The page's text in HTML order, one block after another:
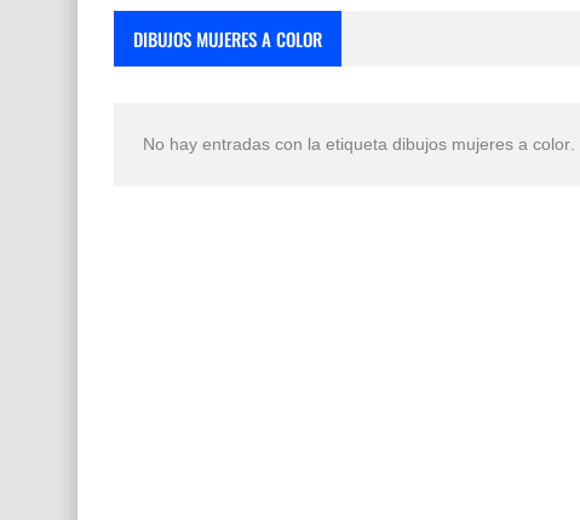
DIBUJOS MUJERES A COLOR
No hay entradas con la etiqueta dibujos mujeres a color